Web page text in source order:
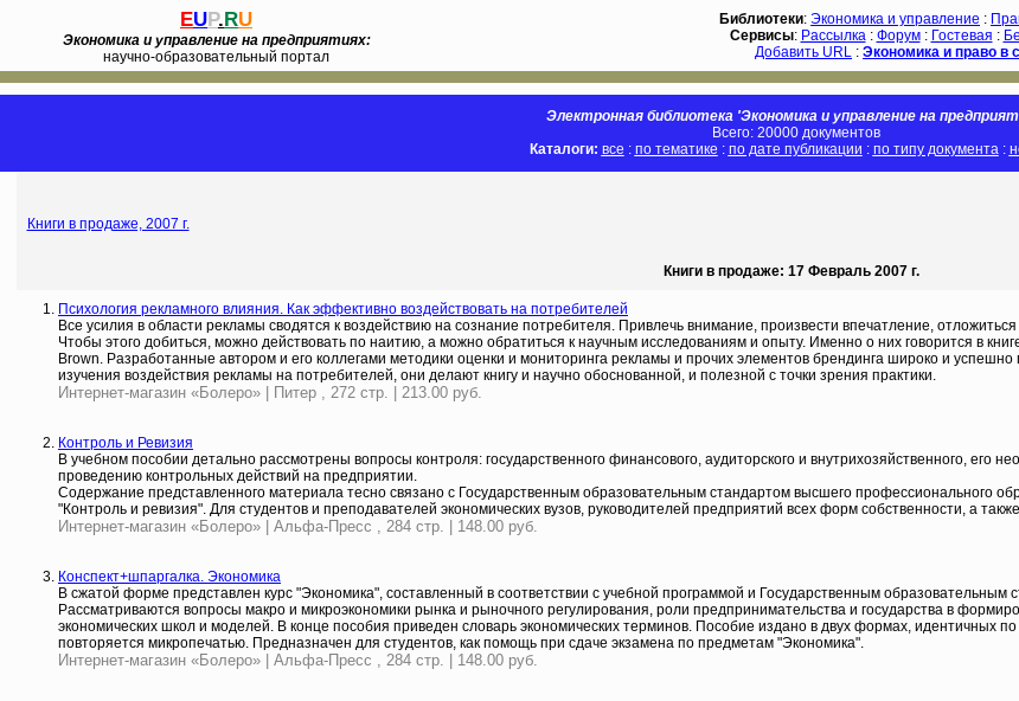
EUP.RU
Экономика и управление на предприятиях:
научно-образовательный портал
Библиотеки: Экономика и управление :
Сервисы: Рассылка: Форум: Гостевая :
Добавить URL : Экономика и право в
Электронная библиотека 'Экономика и управление на
Всего: 20000 документов
Каталоги: все : по тематике : по дате публикации : по типу документа:
Книги в продаже, 2007 г.
Книги в продаже: 17 Февраль 2007 г.
Психология рекламного влияния. Как эффективно воздействовать на потребителей
Все усилия в области рекламы сводятся к воздействию на сознание потребителя. Привлечь внимание, произвести впечатление,
Чтобы этого добиться, можно действовать по наитию, а можно обратиться к научным исследованиям и опыту. Именно о них говорится в
Brown. Разработанные автором и его коллегами методики оценки и мониторинга рекламы и прочих элементов брендинга широко и
изучения воздействия рекламы на потребителей, они делают книгу и научно обоснованной, и полезной с точки зрения практики.
Интернет-магазин «Болеро» | Питер , 272 стр. | 213.00 руб.
Контроль и Ревизия
В учебном пособии детально рассмотрены вопросы контроля: государственного финансового, аудиторского и внутрихозяйственного, его
проведению контрольных действий на предприятии.
Содержание представленного материала тесно связано с Государственным образовательным стандартом высшего профессионального
"Контроль и ревизия". Для студентов и преподавателей экономических вузов, руководителей предприятий всех форм собственности, а
Интернет-магазин «Болеро» | Альфа-Пресс , 284 стр. | 148.00 руб.
Конспект+шпаргалка. Экономика
В сжатой форме представлен курс "Экономика", составленный в соответствии с учебной программой и Государственным образовательным
Рассматриваются вопросы макро и микроэкономики рынка и рыночного регулирования, роли предпринимательства и государства в
экономических школ и моделей. В конце пособия приведен словарь экономических терминов. Пособие издано в двух формах,
повторяется микропечатью. Предназначен для студентов, как помощь при сдаче экзамена по предметам "Экономика".
Интернет-магазин «Болеро» | Альфа-Пресс , 284 стр. | 148.00 руб.